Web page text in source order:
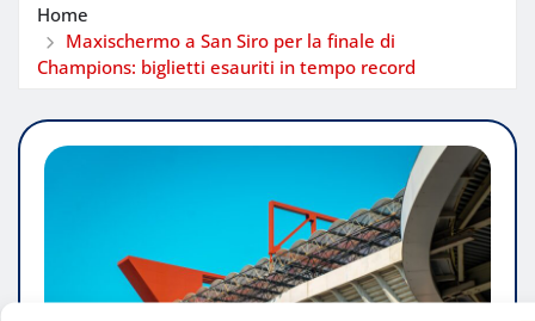
Home
Maxischermo a San Siro per la finale di
Champions: biglietti esauriti in tempo record